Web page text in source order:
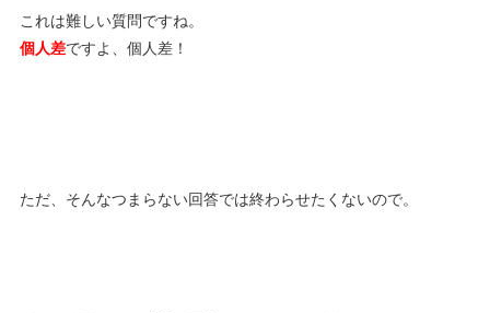
これは難しい質問ですね。
個人差ですよ、個人差！
ただ、そんなつまらない回答では終わらせたくないので。